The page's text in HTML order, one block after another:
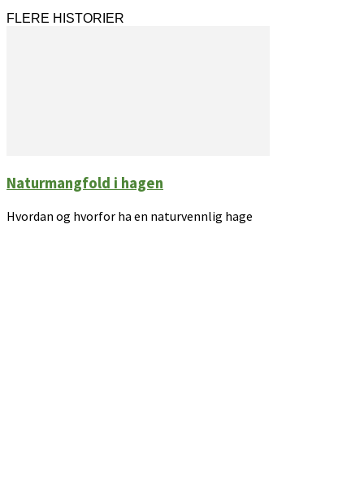
FLERE HISTORIER
Naturmangfold i hagen
Hvordan og hvorfor ha en naturvennlig hage